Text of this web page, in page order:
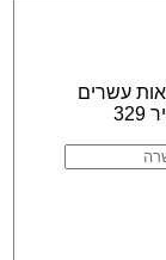
עשרים